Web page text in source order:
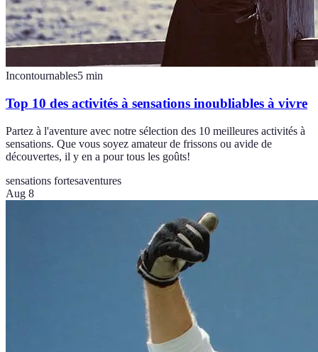
Incontournables5 min
Top 10 des activités à sensations inoubliables à vivre
Partez à l'aventure avec notre sélection des 10 meilleures activités à
sensations. Que vous soyez amateur de frissons ou avide de
découvertes, il y en a pour tous les goûts!
sensations fortesaventures
Aug 8